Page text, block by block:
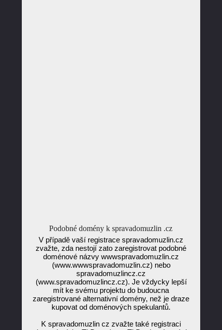
Podobné domény k spravadomuzlin .cz
V případě vaší registrace spravadomuzlin.cz
zvažte, zda nestojí zato zaregistrovat podobné
doménové názvy wwwspravadomuzlin.cz
(www.wwwspravadomuzlin.cz) nebo
spravadomuzlincz.cz
(www.spravadomuzlincz.cz). Je vždycky lepší
mít ke svému projektu do budoucna
zaregistrované alternativní domény, než je draze
kupovat od doménových spekulantů.
K spravadomuzlin cz zvažte také registraci